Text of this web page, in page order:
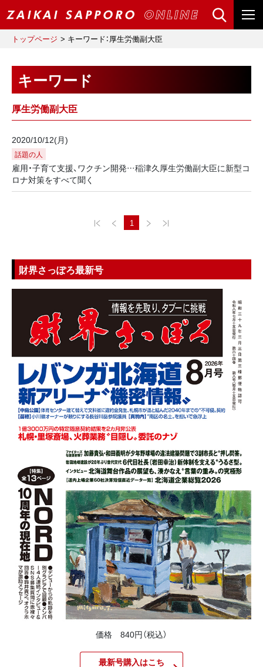
トップページ キーワード：厚生労働副大臣
キーワード
厚生労働副大臣
2020/10/12(月)
話題の人
雇用・子育て支援、ワクチン開発…稲津久厚生労働副大臣に新型コ
ロナ対策をすべて聞く
1
財界さっぽろ最新号
価格 840円（税込）
最新号購入はこち